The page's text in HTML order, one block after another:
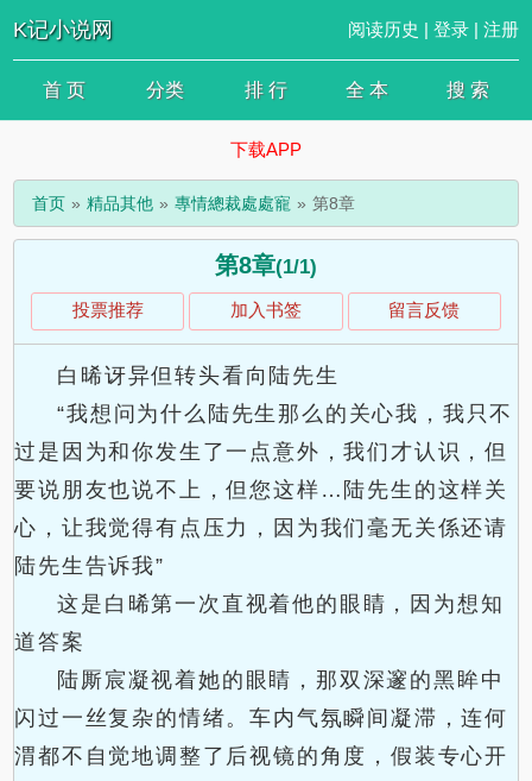
K记小说网 阅读历史 | 登录| 注册
首 页 分类 排 行 全 本 搜 索
下载APP
首页 精品其他 專情總裁處處寵 第8章
第8章(1/1)
投票推荐 加入书签 留言反馈
白晞讶异但转头看向陆先生
“我想问为什么陆先生那么的关心我，我只不
过是因为和你发生了一点意外，我们才认识，但
要说朋友也说不上，但您这样…陆先生的这样关
心，让我觉得有点压力，因为我们毫无关係还请
陆先生告诉我”
这是白晞第一次直视着他的眼睛，因为想知
道答案
陆厮宸凝视着她的眼睛，那双深邃的黑眸中
闪过一丝复杂的情绪。车内气氛瞬间凝滞，连何
渭都不自觉地调整了后视镜的角度，假装专心开